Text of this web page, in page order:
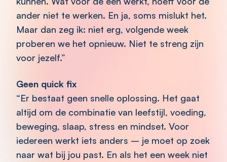
ander niet te werken. En ja, soms mislukt het.
Maar dan zeg ik: niet erg, volgende week
proberen we het opnieuw. Niet te streng zijn
voor jezelf.”
Geen quick fix
“Er bestaat geen snelle oplossing. Het gaat
altijd om de combinatie van leefstijl, voeding,
beweging, slaap, stress en mindset. Voor
iedereen werkt iets anders – je moet op zoek
naar wat bij jou past. En als het een week niet